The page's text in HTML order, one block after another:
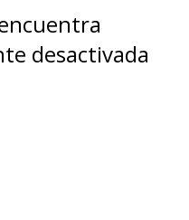
desactivada